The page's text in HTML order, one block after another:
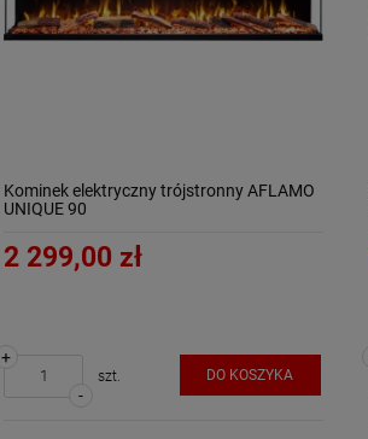
Kominek elektryczny trójstronny AFLAMO
UNIQUE 90
2 299,00 zł
-
+
szt. DO KOSZYKA